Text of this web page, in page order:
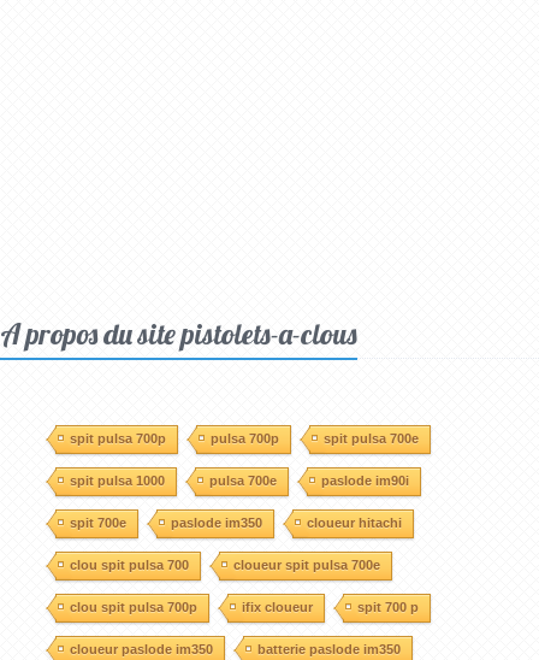
A propos du site pistolets-a-clous
spit pulsa 700p pulsa 700p spit pulsa 700e
spit pulsa 1000 pulsa 700e paslode im90i
spit 700e paslode im350 cloueur hitachi
clou spit pulsa 700 cloueur spit pulsa 700e
clou spit pulsa 700p ifix cloueur spit 700 p
cloueur paslode im350 batterie paslode im350